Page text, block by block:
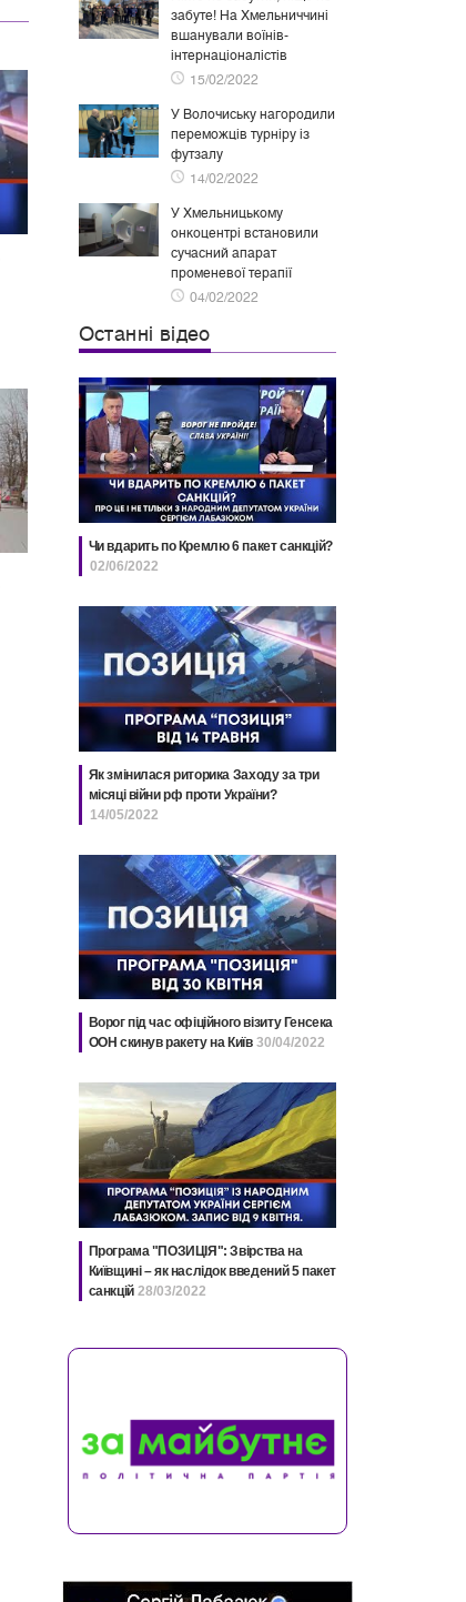
забуте! На Хмельниччині
вшанували воїнів-
інтернаціоналістів
15/02/2022
У Волочиську нагородили
переможців турніру із
футзалу
14/02/2022
У Хмельницькому
онкоцентрі встановили
сучасний апарат
променевої терапії
04/02/2022
Останні відео
Чи вдарить по Кремлю 6 пакет санкцій?
02/06/2022
Як змінилася риторика Заходу за три
місяці війни рф проти України?
14/05/2022
Ворог під час офіційного візиту Генсека
ООН скинув ракету на Київ 30/04/2022
Програма "ПОЗИЦІЯ": Звірства на
Київщині – як наслідок введений 5 пакет
санкцій 28/03/2022